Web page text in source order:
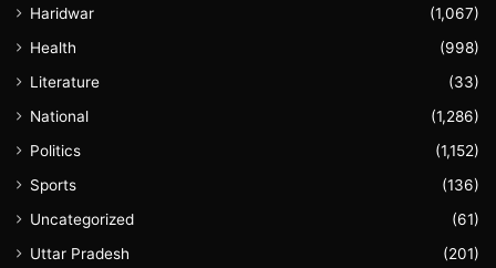
Haridwar
(1,067)
Health
(998)
Literature
(33)
National
(1,286)
Politics
(1,152)
Sports
(136)
Uncategorized
(61)
Uttar Pradesh
(201)